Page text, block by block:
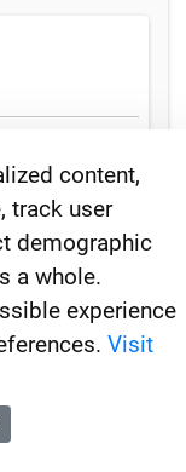
Suchen
vor.
content,
track user
demographic
a whole.
experience
Visit